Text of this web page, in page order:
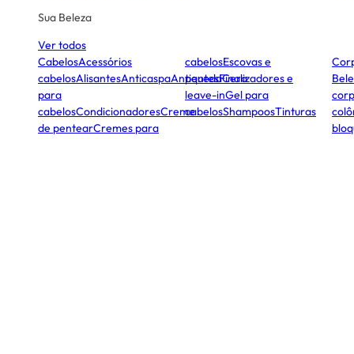
Sua Beleza
Ver todos
CabelosAcessórios
cabelosAlisantesAnticaspaAntiquedaCera
para
cabelosCondicionadoresCreme
de pentearCremes para
cabelosEscovas e
pentesFinalizadores e
leave-inGel para
cabelosShampoosTinturas